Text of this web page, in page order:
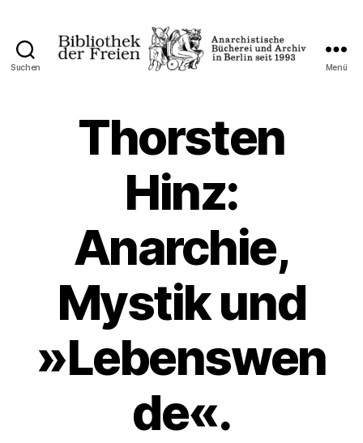
Suchen Menü
Thorsten
Hinz:
Anarchie,
Mystik und
»Lebenswen
de«.